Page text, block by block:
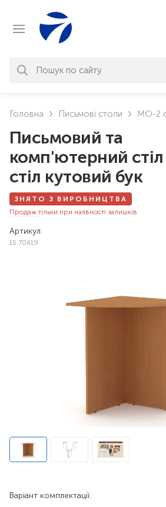
знайдено. Уточніть свій запит
Головна Письмові столи МО-2
Письмовий та
комп'ютерний
стіл кутовий бук
ЗНЯТО З ВИРОБНИЦТВА
Продаж тільки при наявності залишків
Артикул:
15.70419
Варіант комплектації: